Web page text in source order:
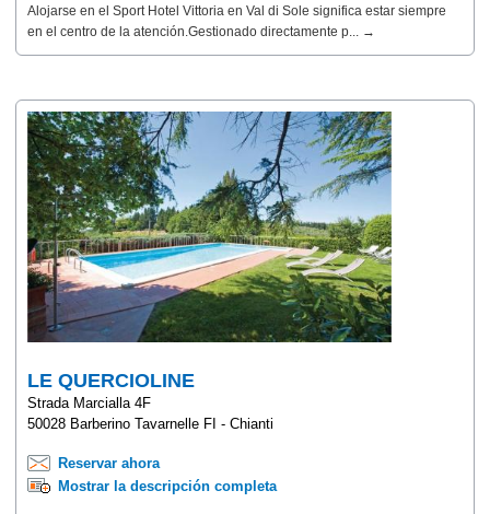
Alojarse en el Sport Hotel Vittoria en Val di Sole significa estar siempre
en el centro de la atención.Gestionado directamente p... →
LE QUERCIOLINE
Strada Marcialla 4F
50028 Barberino Tavarnelle FI - Chianti
Reservar ahora
Mostrar la descripción completa